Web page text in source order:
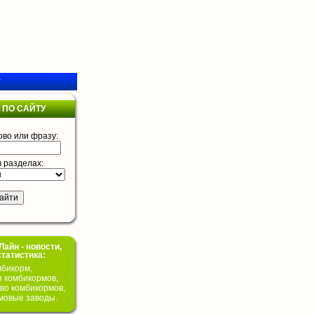
САЙТУ
или фразу:
разделах:
- новости,
комбикормов,
комбикормов,
заводы.